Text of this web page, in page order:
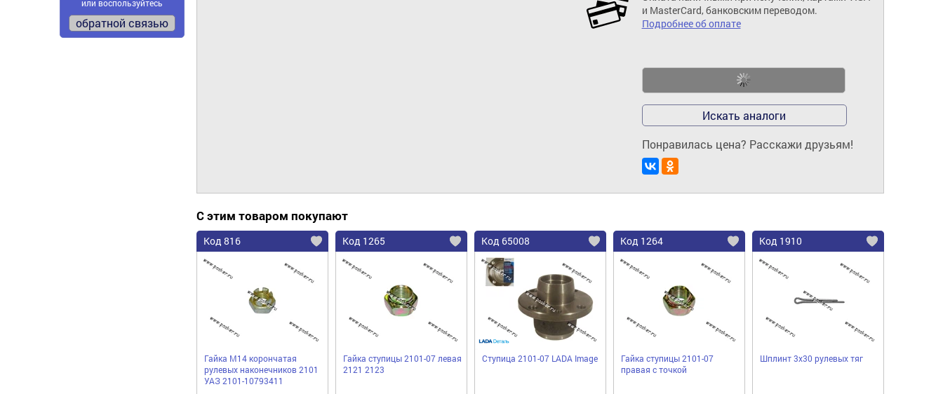
или воспользуйтесь
обратной связью
и MasterCard, банковским переводом.
Подробнее об оплате
Искать аналоги
Понравилась цена? Расскажи друзьям!
С этим товаром покупают
Код 816
Гайка М14 корончатая
рулевых наконечников 2101
УАЗ 2101-10793411
Код 1265
Гайка ступицы 2101-07 левая
2121 2123
Код 65008
Ступица 2101-07 LADA Image
Код 1264
Гайка ступицы 2101-07
правая с точкой
Код 1910
Шплинт 3х30 рулевых тяг